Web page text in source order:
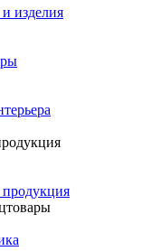
изделия
продукция